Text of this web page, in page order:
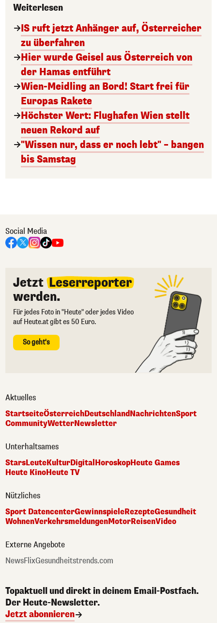
Weiterlesen
IS ruft jetzt Anhänger auf, Österreicher
zu überfahren
Hier wurde Geisel aus Österreich von
der Hamas entführt
Wien-Meidling an Bord! Start frei für
Europas Rakete
Höchster Wert: Flughafen Wien stellt
neuen Rekord auf
"Wissen nur, dass er noch lebt" – bangen
bis Samstag
Social Media
Jetzt Leserreporter
werden.
Für jedes Foto in "Heute" oder jedes Video
auf Heute.at gibt es 50 Euro.
So geht's
Aktuelles
StartseiteÖsterreichDeutschlandNachrichtenSport
CommunityWetterNewsletter
Unterhaltsames
StarsLeuteKulturDigital HoroskopHeute Games
Heute KinoHeute TV
Nützliches
Sport DatencenterGewinnspieleRezepteGesundheit
WohnenVerkehrsmeldungenMotorReisenVideo
Externe Angebote
NewsFlixGesundheitstrends.com
Topaktuell und direkt in deinem Email-Postfach.
Der Heute-Newsletter.
Jetzt abonnieren